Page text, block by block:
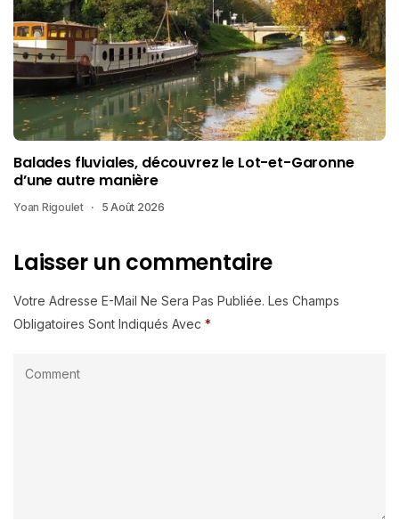
Balades fluviales, découvrez le Lot-et-Garonne
d’une autre manière
Yoan Rigoulet 5 Août 2026
Laisser un commentaire
Votre Adresse E-Mail Ne Sera Pas Publiée. Les Champs
Obligatoires Sont Indiqués Avec *